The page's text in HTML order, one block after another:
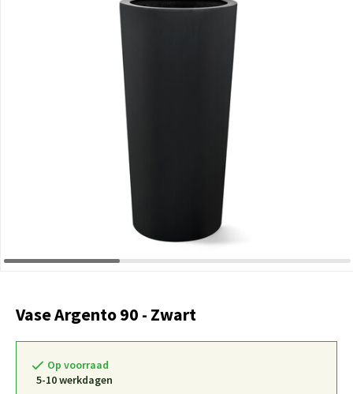
Vase Argento 90 - Zwart
Op voorraad
5-10 werkdagen